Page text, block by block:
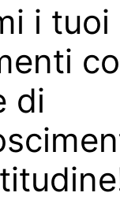
i tuoi
di